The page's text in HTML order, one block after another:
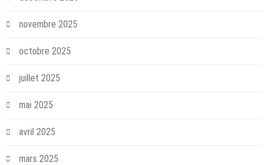
novembre 2025
octobre 2025
juillet 2025
mai 2025
avril 2025
mars 2025